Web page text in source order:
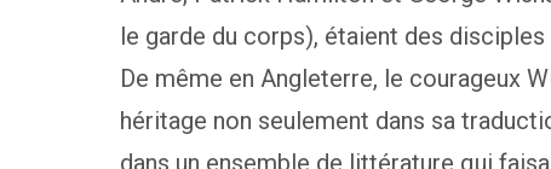
le garde du corps), étaient des disciples
De même en Angleterre, le courageux
héritage non seulement dans sa
dans un ensemble de littérature qui